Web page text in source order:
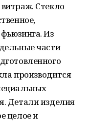
Стекло
Из
части
производится
Детали изделия
целое и